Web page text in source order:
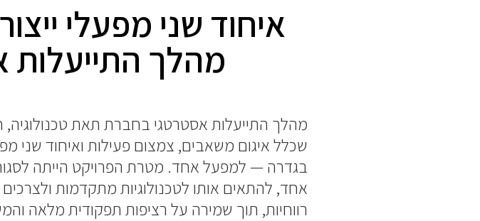
איחוד שני מפעלי
מהלך התייעלות
מהלך התייעלות אסטרטגי בחברת תאת
שכלל איגום משאבים, צמצום פעילות ואיחוד שני
בגדרה — למפעל אחד. מטרת הפרויקט הייתה
אחד, להתאים אותו לטכנולוגיות מתקדמות
רווחיות, תוך שמירה על רציפות תפקודית מלאה